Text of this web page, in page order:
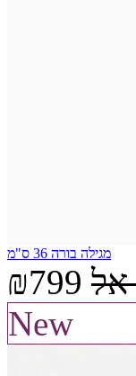
מגילה בורה 36 ס"מ
₪799 אל
New